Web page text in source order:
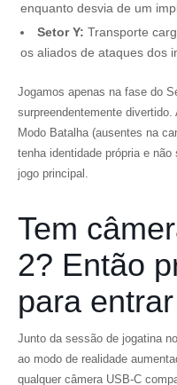
enquanto desvia de um
Setor Y: Transporte
os aliados de ataques dos
Jogamos apenas na fase do
surpreendentemente
Modo Batalha (ausentes na
tenha identidade própria e
jogo principal.
Tem
2? Então
para
Junto da sessão de jogatina
ao modo de realidade
qualquer câmera USB-C